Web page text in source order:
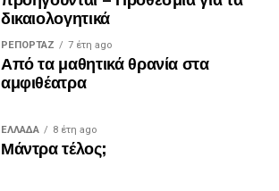
δικαιολογητικά
ΡΕΠΟΡΤΑΖ 7 έτη ago
Από τα μαθητικά θρανία στα
αμφιθέατρα
ΕΛΛΑΔΑ 8 έτη ago
Μάντρα τέλος;